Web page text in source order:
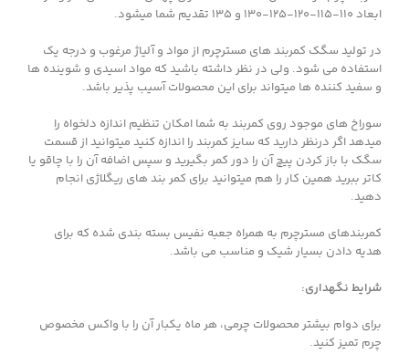
ابعاد 110-115-120-125-130 و 135 تقدیم شما میشود.
در تولید سگک کمربند های مسترچرم از مواد و آلیاژ مرغوب و درجه یک
استفاده می شود. ولی در نظر داشته باشید که مواد اسیدی و شوینده ها
و سفید کننده ها میتواند برای این محصولات آسیب پذیر باشد.
سوراخ های موجود روی کمربند به شما امکان تنظیم اندازه دلخواه را
میدهد اگر درنظر دارید که سایز کمربند را اندازه کنید میتوانید از قسمت
سگک با باز کردن پیچ آن را دور کمر بگیرید و سپس اضافه آن را با چاقو یا
کاتر ببرید همین کار را هم میتوانید برای کمر بند های ریگلاژی انجام
دهید.
کمربندهای مسترچرم به همراه جعبه نفیس بسته بندی شده که برای
هدیه دادن بسیار شیک و مناسب می باشد.
شرایط نگهداری:
برای دوام بیشتر محصولات چرمی، هر ماه یکبار آن را با واکس مخصوص
چرم تمیز کنید.